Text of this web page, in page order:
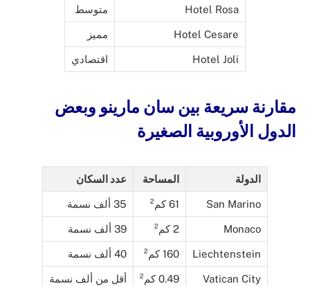
Hotel Rosa متوسط
Hotel Cesare مميز
Hotel Joli اقتصادي
مقارنة سريعة بين سان مارينو وبعض
الدول الأوروبية الصغيرة
الدولة المساحة عدد السكان
San Marino 61 كم² 35 ألف نسمة
Monaco 2 كم² 39 ألف نسمة
Liechtenstein 160 كم² 40 ألف نسمة
Vatican City 0.49 كم² أقل من ألف نسمة